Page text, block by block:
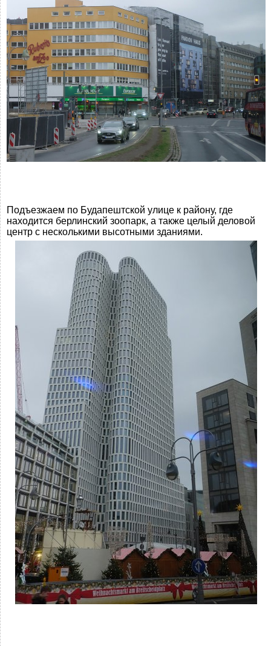
Подъезжаем по Будапештской улице к району, где
находится берлинский зоопарк, а также целый деловой
центр с несколькими высотными зданиями.